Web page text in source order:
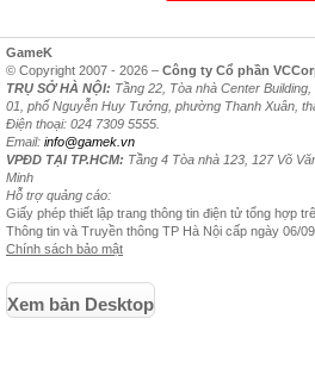
GameK
© Copyright 2007 - 2026 – Công ty Cổ phần
TRỤ SỞ HÀ NỘI: Tầng 22, Tòa nhà Center
01, phố Nguyễn Huy Tưởng, phường Thanh Xuân,
Điện thoại: 024 7309 5555.
Email: info@gamek.vn
VPĐD TẠI TP.HCM: Tầng 4 Tòa nhà 123, 127 Võ
Minh
Hỗ trợ quảng cáo:
Giấy phép thiết lập trang thông tin điện tử tổng hợp
Thông tin và Truyền thông TP Hà Nội cấp ngày 06/
Chính sách bảo mật
Xem bản Desktop